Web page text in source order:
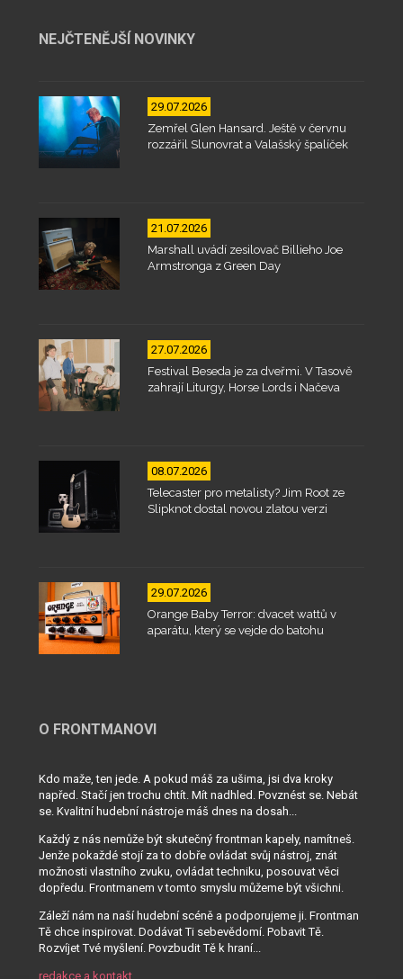
NEJČTENĚJŠÍ NOVINKY
29.07.2026
Zemřel Glen Hansard. Ještě v červnu
rozzářil Slunovrat a Valašský špalíček
21.07.2026
Marshall uvádí zesilovač Billieho Joe
Armstronga z Green Day
27.07.2026
Festival Beseda je za dveřmi. V Tasově
zahrají Liturgy, Horse Lords i Načeva
08.07.2026
Telecaster pro metalisty? Jim Root ze
Slipknot dostal novou zlatou verzi
29.07.2026
Orange Baby Terror: dvacet wattů v
aparátu, který se vejde do batohu
O FRONTMANOVI
Kdo maže, ten jede. A pokud máš za ušima, jsi dva kroky
napřed. Stačí jen trochu chtít. Mít nadhled. Povznést se. Nebát
se. Kvalitní hudební nástroje máš dnes na dosah...
Každý z nás nemůže být skutečný frontman kapely, namítneš.
Jenže pokaždé stojí za to dobře ovládat svůj nástroj, znát
možnosti vlastního zvuku, ovládat techniku, posouvat věci
dopředu. Frontmanem v tomto smyslu můžeme být všichni.
Záleží nám na naší hudební scéně a podporujeme ji. Frontman
Tě chce inspirovat. Dodávat Ti sebevědomí. Pobavit Tě.
Rozvíjet Tvé myšlení. Povzbudit Tě k hraní...
redakce a kontakt